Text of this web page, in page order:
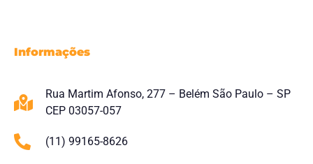
Informações
Rua Martim Afonso, 277 – Belém São Paulo – SP
CEP 03057-057
(11) 99165-8626